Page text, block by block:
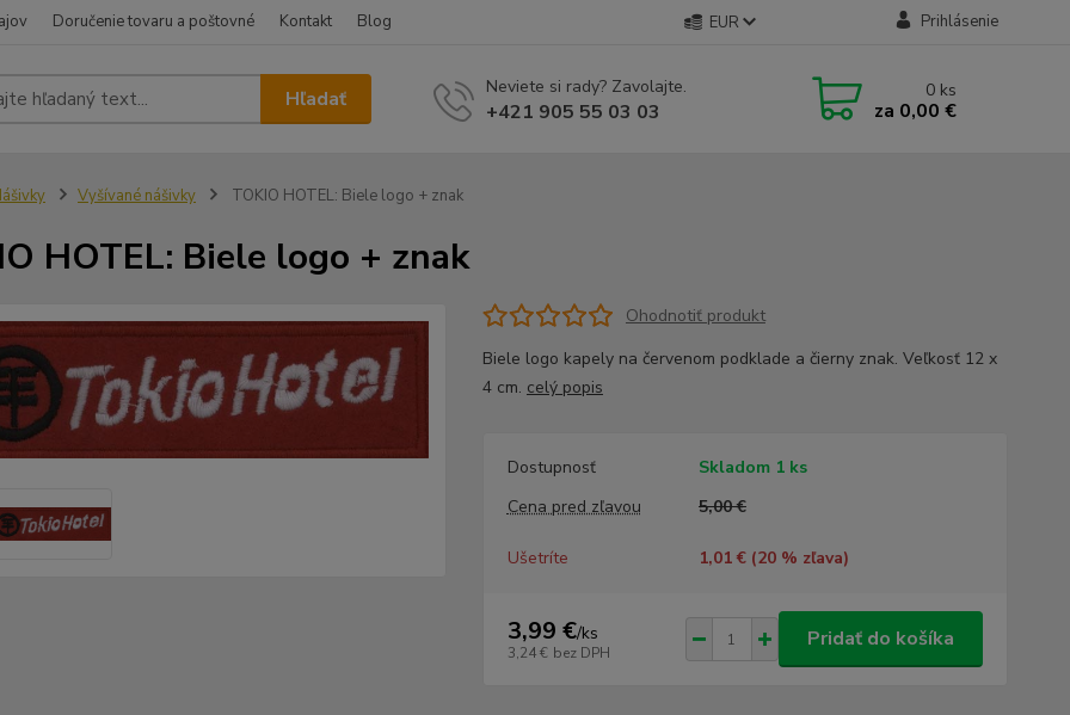
Doručenie tovaru a poštovné Kontakt Blog EUR Prihlásenie
Hľadať Neviete si rady? Zavolajte.
+421 905 55 03 03
0 ks
za 0,00 €
Vyšívané nášivky TOKIO HOTEL: Biele logo + znak
HOTEL: Biele logo + znak
Ohodnotiť produkt
Biele logo kapely na červenom podklade a čierny znak. Veľkosť 12 x
4 cm. celý popis
Dostupnosť
Skladom 1 ks
Cena pred zľavou
5,00 €
Ušetríte 1,01 € (20% zľava)
3,99 €/ks
3,24 € bez DPH
Pridať do košíka